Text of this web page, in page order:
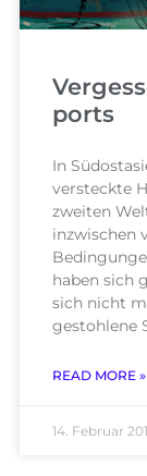
ports
In
versteckte
zweiten
inzwischen
haben sich
sich nicht
gestohlene
READ MORE »
14. Februar